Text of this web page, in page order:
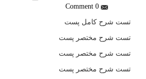
0 Comment
تست شرح کامل پست
تست شرح مختصر پست
تست شرح مختصر پست
تست شرح مختصر پست